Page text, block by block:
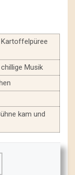
Musik
kam und